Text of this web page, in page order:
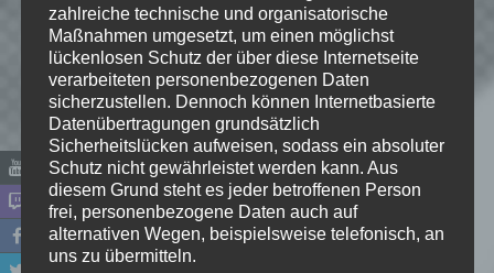
Name*
zahlreiche technische und organisatorische
Maßnahmen umgesetzt, um einen möglichst
lückenlosen Schutz der über diese Internetseite
verarbeiteten personenbezogenen Daten
sicherzustellen. Dennoch können Internetbasierte
Datenübertragungen grundsätzlich
Sicherheitslücken aufweisen, sodass ein absoluter
Schutz nicht gewährleistet werden kann. Aus
diesem Grund steht es jeder betroffenen Person
frei, personenbezogene Daten auch auf
alternativen Wegen, beispielsweise telefonisch, an
uns zu übermitteln.